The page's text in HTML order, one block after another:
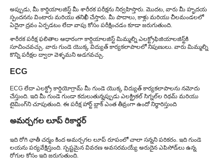
అప్పుడు, మీ కార్డియాలజిస్ట్ మీ శారీరక పరీక్షను నిర్వహిస్తారు. మొదట, వారు మీ హృదయ
స్పందనను వింటారు మరియు తనిఖీ చేస్తారు. మీ పాదాలు, కాళ్లు మరియు చీలమండలలో
ఏదైనా ద్రవం ఏర్పడటం లేదా వాపు కోసం పరీక్షించడం కూడా జరుగుతుంది.
శారీరక పరీక్ష ఫలితాల ఆధారంగా కార్డియాలజిస్ట్ మిమ్మల్ని ఎలక్ట్రోఫిజియాలజిస్ట్‌కి
సూచించవచ్చు. వారు గుండె యొక్క విద్యుత్ కార్యకలాపాలలో నిపుణులు. వారు మిమ్మల్ని
కొన్ని పరీక్షల ద్వారా వెళ్ళమని అడగవచ్చు.
ECG
ECG లేదా ఎలక్ట్రో కార్డియోగ్రామ్ మీ గుండె యొక్క విద్యుత్ కార్యకలాపాలను నమోదు
చేస్తుంది. ఇది మీ గుండె గుండా కదులుతున్నప్పుడు ఎలక్ట్రికల్ సిగ్నల్‌ల రిథమ్ మరియు
టైమింగ్‌ని చూపుతుంది. ఈ పరీక్ష హార్ట్ బ్లాక్ ఎంత తీవ్రంగా ఉందో నిర్ధారిస్తుంది
అమర్చగల లూప్ రికార్డర్
ఇది రోగి ఛాతీ చర్మం కింద అమర్చగల లూప్ రూపంలో చాలా సన్నని పరికరం. ఇది గుండె
లయను పర్యవేక్షిస్తుంది. స్పష్టమైన వివరణ అవసరమయ్యే అరుదైన ఎపిసోడ్‌లు ఉన్న
రోగుల కోసం ఇది జరుగుతుంది.